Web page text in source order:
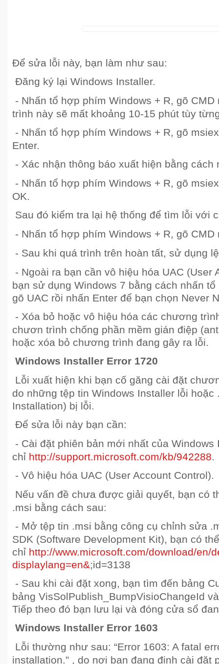
Để sửa lỗi này, bạn làm như sau:
Đăng ký lại Windows Installer.
- Nhấn tổ hợp phím Windows + R, gõ
trình này sẽ mất khoảng 10-15 phút tùy
- Nhấn tổ hợp phím Windows + R, gõ
Enter.
- Xác nhận thông báo xuất hiện bằng cách
- Nhấn tổ hợp phím Windows + R, gõ
OK.
Sau đó kiểm tra lại hệ thống để tìm lỗi với
- Nhấn tổ hợp phím Windows + R, gõ
- Sau khi quá trình trên hoàn tất, sử dụng
- Ngoài ra bạn cần vô hiệu hóa UAC (User
bạn sử dụng Windows 7 bằng cách nhấn
gõ UAC rồi nhấn Enter để bạn chọn Never
- Xóa bỏ hoặc vô hiệu hóa các chương
chươn trình chống phần mềm gián điệp
hoặc xóa bỏ chương trình đang gây ra lỗi.
Windows Installer Error 1720
Lỗi xuất hiện khi bạn cố găng cài đặt
do những tệp tin Windows Installer lỗi hoặc
Installation) bị lỗi.
Để sửa lỗi này bạn cần:
- Cài đặt phiên bản mới nhất của Windows
chỉ http://support.microsoft.com/kb/942288.
- Vô hiệu hóa UAC (User Account Control).
Nếu vấn đề chưa được giải quyết, bạn có
.msi bằng cách sau:
- Mở tệp tin .msi bằng công cụ chỉnh sửa
SDK (Software Development Kit), bạn có
chỉ http://www.microsoft.com/download/en/
displaylang=en&;id=3138
- Sau khi cài đặt xong, bạn tìm đến bảng
bảng VisSolPublish_BumpVisioChangeId
Tiếp theo đó bạn lưu lại và đóng cửa sổ
Windows Installer Error 1603
Lỗi thường như sau: “Error 1603: A fatal
installation.” , do nơi bạn đang định cài đặt